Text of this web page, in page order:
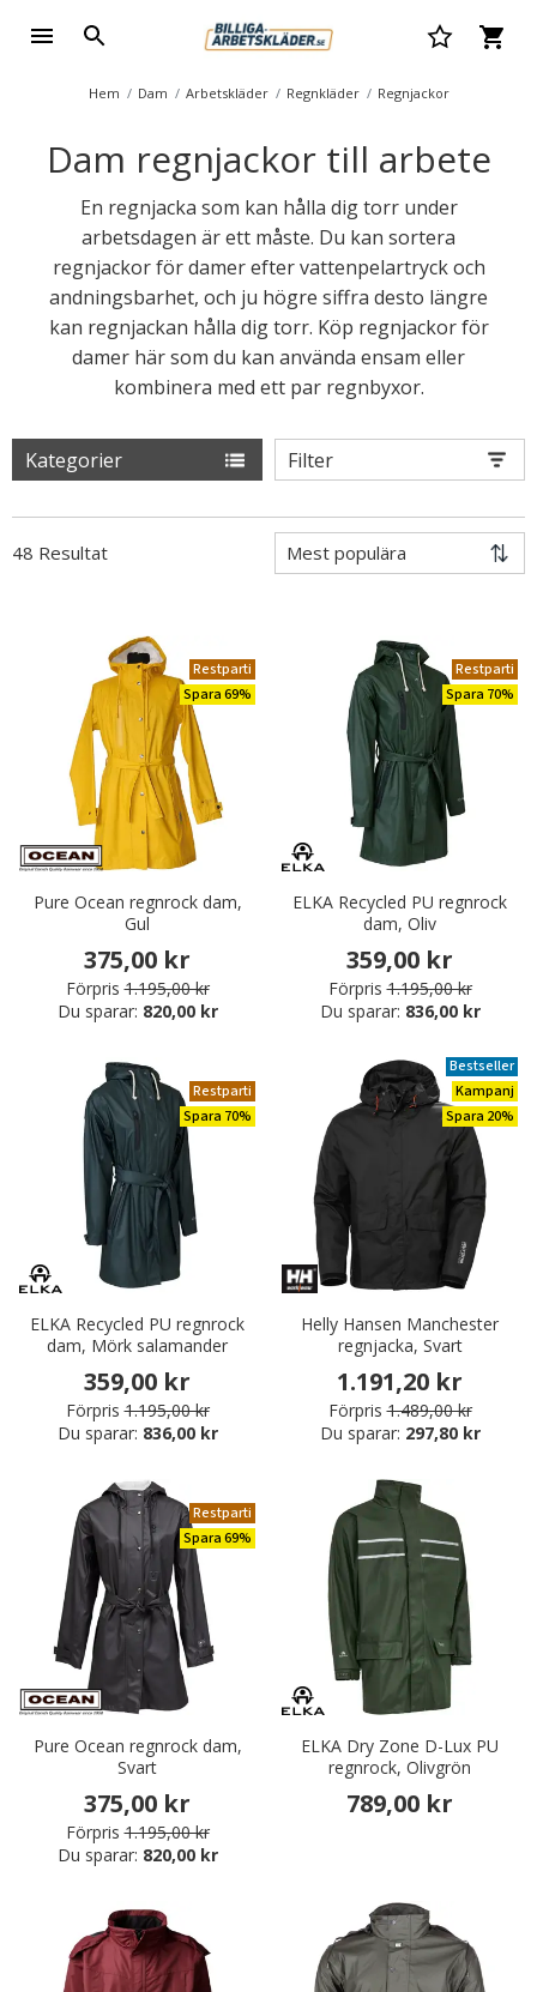
Hem Dam Arbetskläder Regnkläder Regnjackor
Dam regnjackor till arbete
En regnjacka som kan hålla dig torr under
arbetsdagen är ett måste. Du kan sortera
regnjackor för damer efter vattenpelartryck och
andningsbarhet, och ju högre siffra desto längre
kan regnjackan hålla dig torr. Köp regnjackor för
damer här som du kan använda ensam eller
kombinera med ett par regnbyxor.
Kategorier Filter
48 Resultat
Restparti
Spara 69%
Pure Ocean regnrock dam,
Gul
375,00 kr
Förpris 1.195,00 kr
Du sparar: 820,00 kr
Restparti
Spara 70%
ELKA Recycled PU regnrock
dam, Oliv
359,00 kr
Förpris 1.195,00 kr
Du sparar: 836,00 kr
Restparti
Spara 70%
ELKA Recycled PU regnrock
dam, Mörk salamander
359,00 kr
Förpris 1.195,00 kr
Du sparar: 836,00 kr
Bestseller
Kampanj
Spara 20%
Helly Hansen Manchester
regnjacka, Svart
1.191,20 kr
Förpris 1.489,00 kr
Du sparar: 297,80 kr
Restparti
Spara 69%
Pure Ocean regnrock dam,
Svart
375,00 kr
Förpris 1.195,00 kr
Du sparar: 820,00 kr
ELKA Dry Zone D-Lux PU
regnrock, Olivgrön
789,00 kr